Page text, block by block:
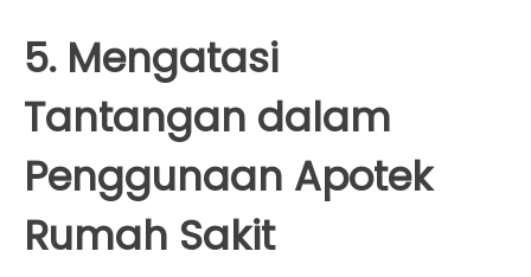
5. Mengatasi
Tantangan dalam
Penggunaan Apotek
Rumah Sakit